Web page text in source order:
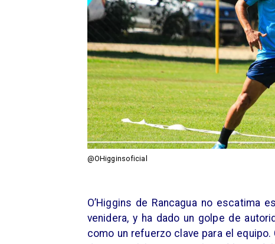
@OHigginsoficial
​O’Higgins de Rancagua no escatima
venidera, y ha dado un golpe de
como un refuerzo clave para el